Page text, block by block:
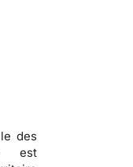
des
est